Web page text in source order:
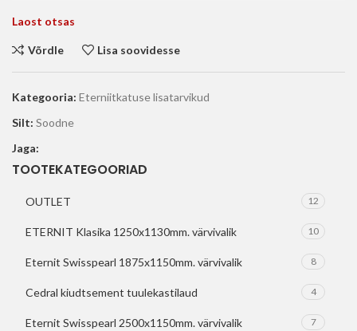
Laost otsas
Võrdle Lisa soovidesse
Kategooria: Eterniitkatuse lisatarvikud
Silt: Soodne
Jaga:
TOOTEKATEGOORIAD
OUTLET 12
ETERNIT Klasika 1250x1130mm. värvivalik 10
Eternit Swisspearl 1875x1150mm. värvivalik 8
Cedral kiudtsement tuulekastilaud 4
Eternit Swisspearl 2500x1150mm. värvivalik 7